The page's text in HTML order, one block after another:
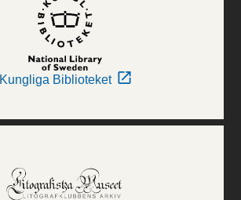
Kungliga Biblioteket